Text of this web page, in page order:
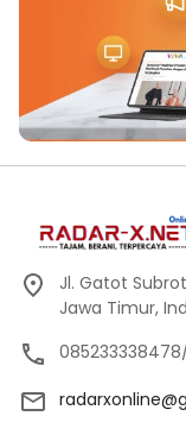
Jl. Gatot
Jawa Timur,